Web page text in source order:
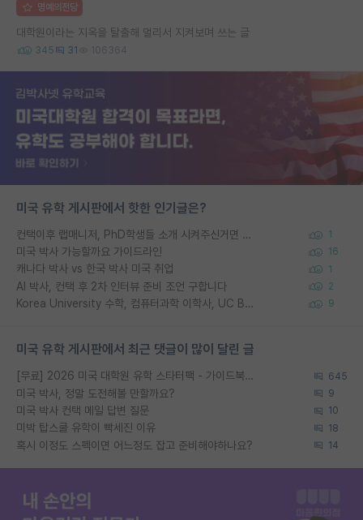
명예의전당
대학원이라는 지옥을 탈출해 멀리서 지켜보며 쓰는 글
345 31 106364
미국 유학 게시판에서 핫한 인기글은?
컨택이후 랩매니저, PhD학생들 소개 시켜주신거면 거의 컨펌에 가깝나요? 1
미국 박사 가능할까요 가이드라인 16
캐나다 박사 vs 한국 박사 미국 취업 1
AI 박사, 컨택 후 2차 인터뷰 준비 조언 구합니다 2
Korea University 수학, 컴퓨터과학 이학사, UC Berkeley 산업공학 대학원 공학박사가 되는 것은 쉽지 않겠죠? 9
미국 유학 게시판에서 최근 댓글이 많이 달린 글
[무료] 2026 미국 대학원 유학 스타터팩 - 가이드북 & 합격자 컨택메일 템플릿 645
미국 박사, 정말 도전해볼 만할까요? 9
미국 박사 컨택 메일 답변 질문 10
미박 탑스쿨 유학이 빡세진 이유 18
혹시 이정도 스펙이면 어느정도 잡고 준비해야하나요? 14